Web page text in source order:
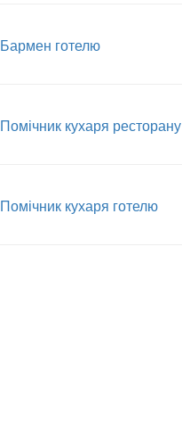
Бармен готелю
Помічник кухаря ресторану
Помічник кухаря готелю